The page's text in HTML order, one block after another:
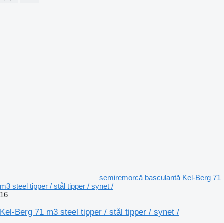
semiremorcă basculantă Kel-Berg 71
m3 steel tipper / stål tipper / synet /
16
Kel-Berg 71 m3 steel tipper / stål tipper / synet /